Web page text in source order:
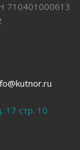
710401000613
17 стр. 10